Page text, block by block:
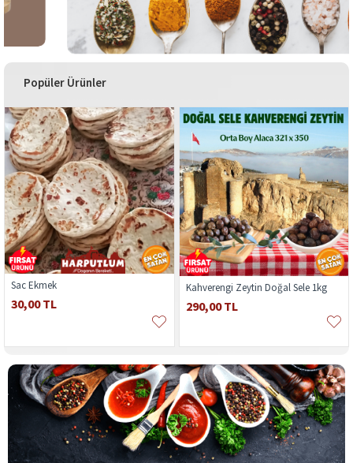
Popüler Ürünler
Sac Ekmek
30,00 TL
Kahverengi Zeytin Doğal Sele 1kg
290,00 TL